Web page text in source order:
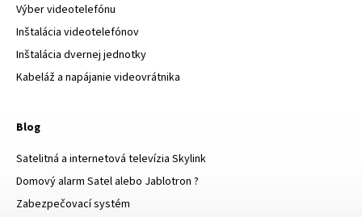
Výber videotelefónu
Inštalácia videotelefónov
Inštalácia dvernej jednotky
Kabeláž a napájanie videovrátnika
Blog
Satelitná a internetová televízia Skylink
Domový alarm Satel alebo Jablotron ?
Zabezpečovací systém